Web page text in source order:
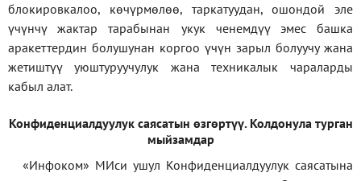
блокировкалоо, көчүрмөлөө, таркатуудан, ошондой эле
үчүнчү жактар тарабынан укук ченемдүү эмес башка
аракеттердин болушунан коргоо үчүн зарыл болуучу жана
жетиштүү уюштуруучулук жана техникалык чараларды
кабыл алат.
Конфиденциалдуулук саясатын өзгөртүү. Колдонула турган
мыйзамдар
«Инфоком» МИси ушул Конфиденциалдуулук саясатына